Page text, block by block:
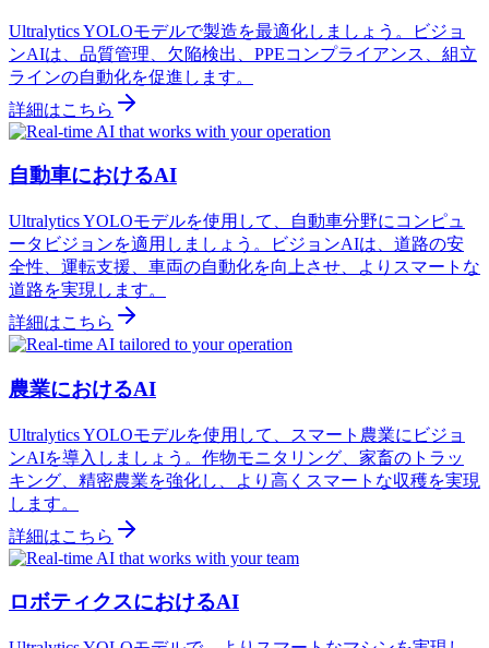
Ultralytics YOLOモデルで製造を最適化しましょう。ビジョ
ンAIは、品質管理、欠陥検出、PPEコンプライアンス、組立
ラインの自動化を促進します。
詳細はこちら
自動車におけるAI
Ultralytics YOLOモデルを使用して、自動車分野にコンピュ
ータビジョンを適用しましょう。ビジョンAIは、道路の安
全性、運転支援、車両の自動化を向上させ、よりスマートな
道路を実現します。
詳細はこちら
農業におけるAI
Ultralytics YOLOモデルを使用して、スマート農業にビジョ
ンAIを導入しましょう。作物モニタリング、家畜のトラッ
キング、精密農業を強化し、より高くスマートな収穫を実現
します。
詳細はこちら
ロボティクスにおけるAI